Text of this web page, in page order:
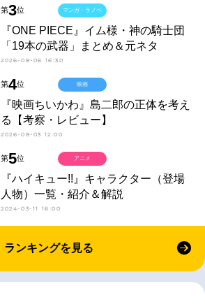
第3位
『ONE PIECE』イム様・神の騎士団
「19本の武器」まとめ＆元ネタ
2026-08-06 16:30
マンガ・ラノベ
第4位
『映画ちいかわ』島二郎の正体を考え
る【考察・レビュー】
2026-08-03 12:00
映画
第5位
『ハイキュー!!』キャラクター（登場
人物）一覧・紹介＆解説
2024-03-11 16:00
アニメ
ランキングを見る